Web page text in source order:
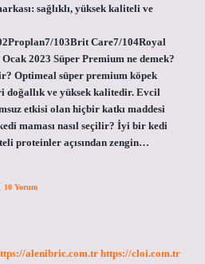
sağlıklı, yüksek kaliteli ve
103Brit Care7/104Royal
2023 Süper Premium ne demek?
Optimeal süper premium köpek
doğallık ve yüksek kalitedir. Evcil
etkisi olan hiçbir katkı maddesi
maması nasıl seçilir? İyi bir kedi
proteinler açısından zengin…
10 Yorum
alenibric.com.tr https://cloi.com.tr